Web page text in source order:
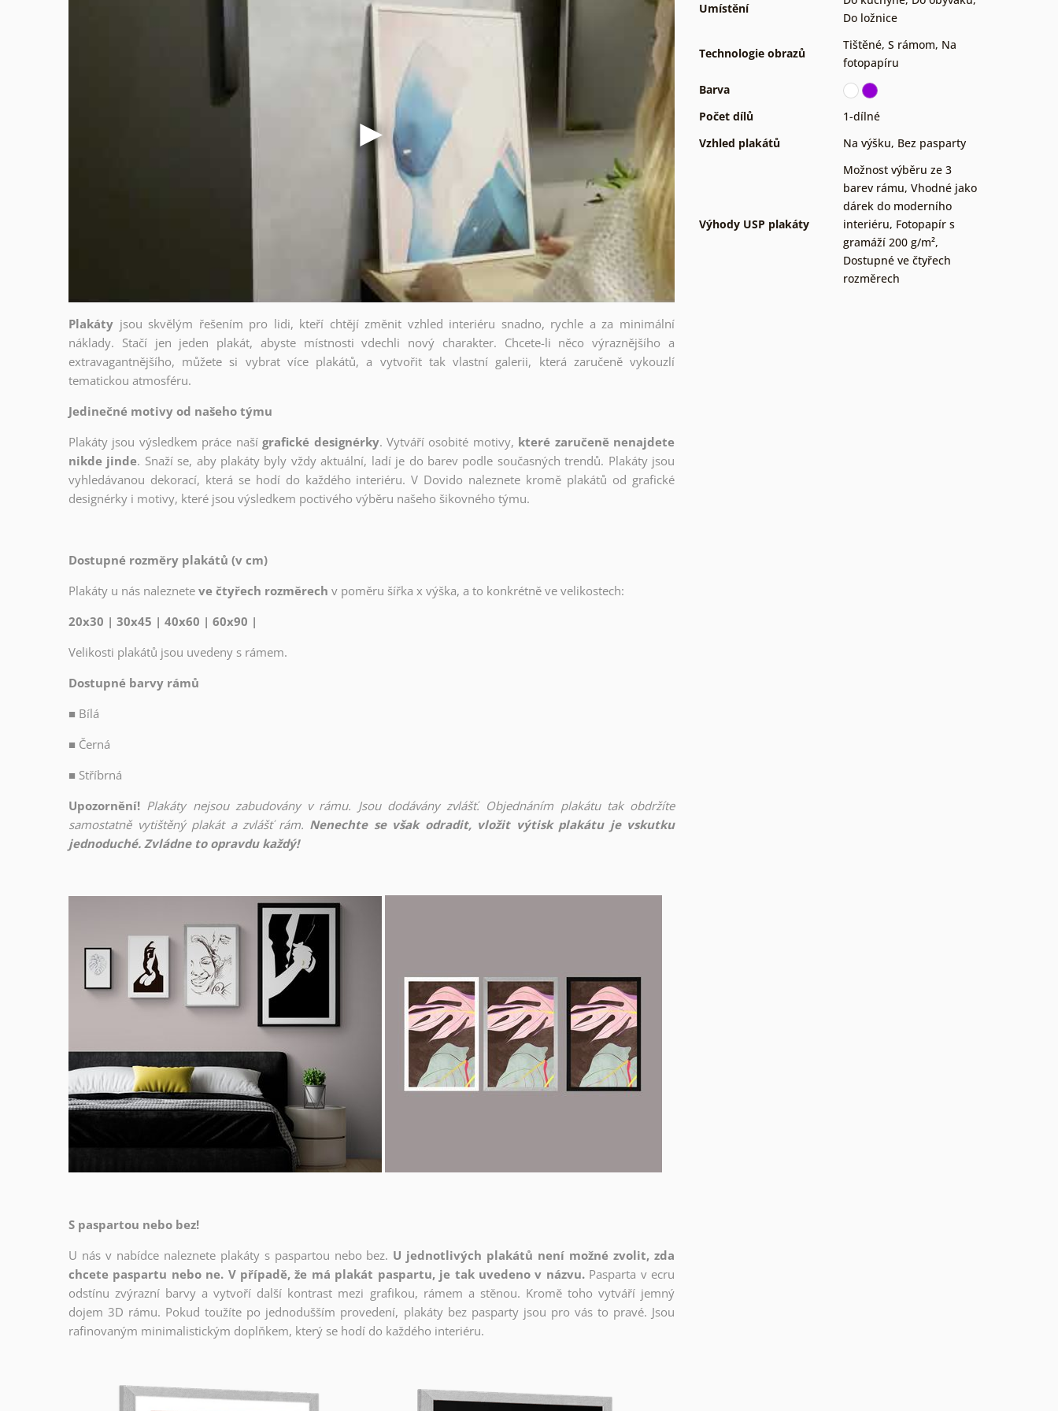
Plakáty jsou skvělým řešením pro lidi, kteří chtějí změnit vzhled interiéru snadno, rychle a za minimální
náklady. Stačí jen jeden plakát, abyste místnosti vdechli nový charakter. Chcete-li něco výraznějšího a
extravagantnějšího, můžete si vybrat více plakátů, a vytvořit tak vlastní galerii, která zaručeně vykouzlí
tematickou atmosféru.
Jedinečné motivy od našeho týmu
Plakáty jsou výsledkem práce naší grafické designérky. Vytváří osobité motivy, které zaručeně nenajdete
nikde jinde. Snaží se, aby plakáty byly vždy aktuální, ladí je do barev podle současných trendů. Plakáty jsou
vyhledávanou dekorací, která se hodí do každého interiéru. V Dovido naleznete kromě plakátů od grafické
designérky i motivy, které jsou výsledkem poctivého výběru našeho šikovného týmu.
Dostupné rozměry plakátů (v cm)
Plakáty u nás naleznete ve čtyřech rozměrech v poměru šířka x výška, a to konkrétně ve velikostech:
20x30 | 30x45 | 40x60 | 60x90 |
Velikosti plakátů jsou uvedeny s rámem.
Dostupné barvy rámů
■ Bílá
■ Černá
■ Stříbrná
Upozornění! Plakáty nejsou zabudovány v rámu. Jsou dodávány zvlášť. Objednáním plakátu tak obdržíte
samostatně vytištěný plakát a zvlášť rám. Nenechte se však odradit, vložit výtisk plakátu je vskutku
jednoduché. Zvládne to opravdu každý!
S paspartou nebo bez!
U nás v nabídce naleznete plakáty s paspartou nebo bez. U jednotlivých plakátů není možné zvolit, zda
chcete paspartu nebo ne. V případě, že má plakát paspartu, je tak uvedeno v názvu. Pasparta v ecru
odstínu zvýrazní barvy a vytvoří další kontrast mezi grafikou, rámem a stěnou. Kromě toho vytváří jemný
dojem 3D rámu. Pokud toužíte po jednodušším provedení, plakáty bez pasparty jsou pro vás to pravé. Jsou
rafinovaným minimalistickým doplňkem, který se hodí do každého interiéru.
Umístění
Do ložnice
Technologie obrazů
Tištěné, S rámom, Na
fotopapíru
Barva
Počet dílů
1-dílné
Vzhled plakátů
Na výšku, Bez pasparty
Výhody USP plakáty
Možnost výběru ze 3
barev rámu, Vhodné jako
dárek do moderního
interiéru, Fotopapír s
gramáží 200 g/m²,
Dostupné ve čtyřech
rozměrech